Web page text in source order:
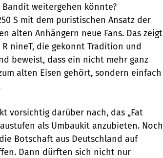
weitergehen könnte?
S mit dem puristischen Ansatz der
alten Anhängern neue Fans. Das zeigt
nineT, die gekonnt Tradition und
beweist, dass ein nicht mehr ganz
alten Eisen gehört, sondern einfach
vorsichtig darüber nach, das „Fat
als Umbaukit anzubieten. Noch
Botschaft aus Deutschland auf
Dann dürften sich nicht nur